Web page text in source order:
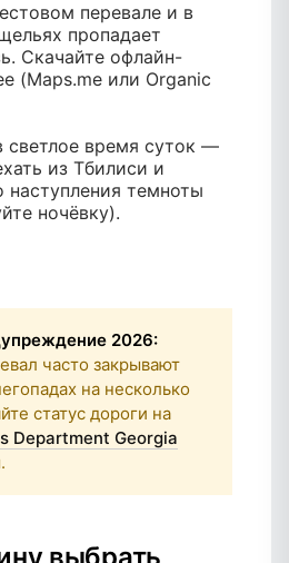
перевале и в
пропадает
Скачайте офлайн-
(Maps.me или Organic
светлое время суток —
из Тбилиси и
наступления темноты
ночёвку).
2026:
часто закрывают
на несколько
статус дороги на
Department Georgia